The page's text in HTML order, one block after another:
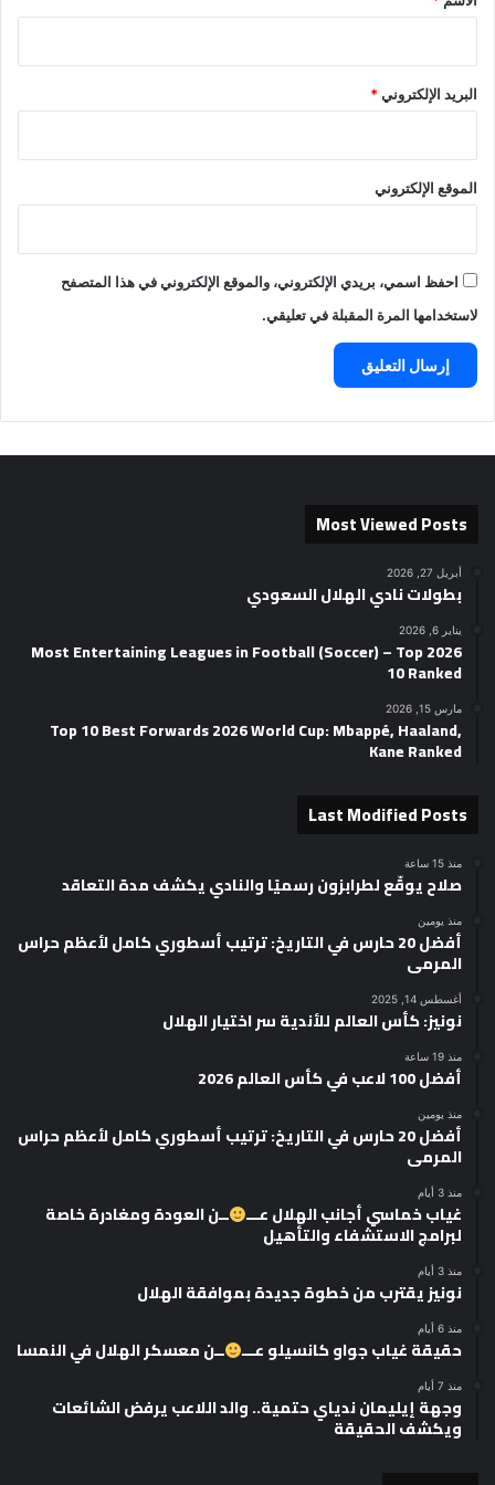
البريد الإلكتروني*
الموقع الإلكتروني
احفظ اسمي، بريدي الإلكتروني، والموقع الإلكتروني في هذا المتصفح
لاستخدامها المرة المقبلة في تعليقي.
Most Viewed Posts
أبريل 27, 2026
بطولات نادي الهلال السعودي
يناير 6, 2026
2026 Most Entertaining Leagues in Football (Soccer) – Top
10 Ranked
مارس 15, 2026
Top 10 Best Forwards 2026 World Cup: Mbappé, Haaland,
Kane Ranked
Last Modified Posts
منذ 15 ساعة
صلاح يوقّع لطرابزون رسميًا والنادي يكشف مدة التعاقد
منذ يومين
أفضل 20 حارس في التاريخ: ترتيب أسطوري كامل لأعظم حراس
المرمى
أغسطس 14, 2025
نونيز: كأس العالم للأندية سر اختيار الهلال
منذ 19 ساعة
أفضل 100 لاعب في كأس العالم 2026
منذ يومين
أفضل 20 حارس في التاريخ: ترتيب أسطوري كامل لأعظم حراس
المرمى
منذ 3 أيام
غياب خماسي أجانب الهلال عـــ ــن العودة ومغادرة خاصة
لبرامج الاستشفاء والتأهيل
منذ 3 أيام
نونيز يقترب من خطوة جديدة بموافقة الهلال
منذ 6 أيام
حقيقة غياب جواو كانسيلو عـــ ــن معسكر الهلال في النمسا
منذ 7 أيام
وجهة إيليمان ندياي حتمية.. والد اللاعب يرفض الشائعات
ويكشف الحقيقة